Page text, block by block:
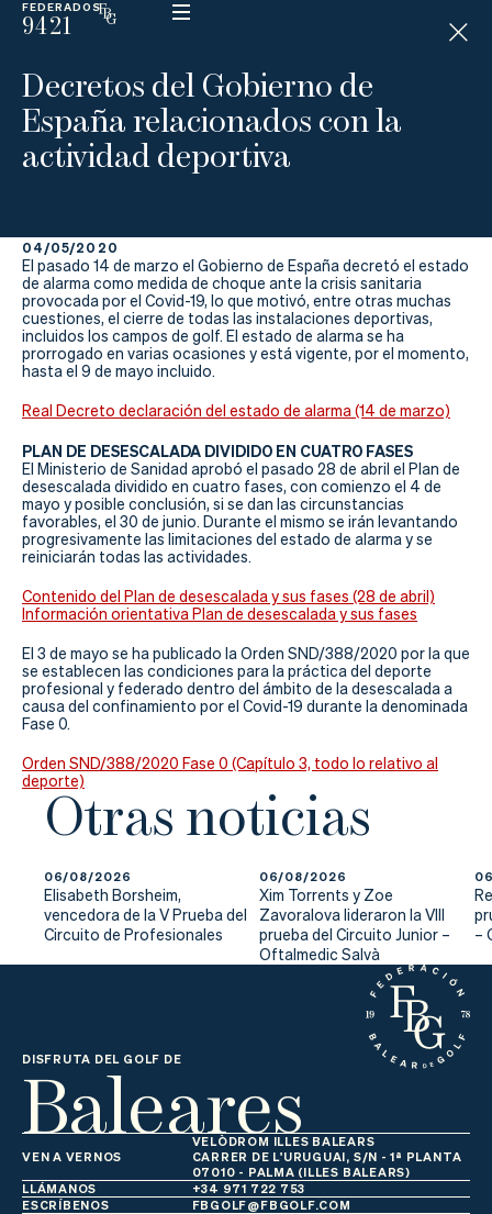
FEDERADOS
9421
ESP
N
D
I
C
P
La
Federación
Federarse
Jugar
Aprender
Actualidad
Tienda
Decretos del Gobierno de
España relacionados con la
actividad deportiva
04/05/2020
El pasado 14 de marzo el Gobierno de España decretó el estado
de alarma como medida de choque ante la crisis sanitaria
provocada por el Covid-19, lo que motivó, entre otras muchas
cuestiones, el cierre de todas las instalaciones deportivas,
incluidos los campos de golf. El estado de alarma se ha
prorrogado en varias ocasiones y está vigente, por el momento,
hasta el 9 de mayo incluido.
Real Decreto declaración del estado de alarma (14 de marzo)
PLAN DE DESESCALADA DIVIDIDO EN CUATRO FASES
El Ministerio de Sanidad aprobó el pasado 28 de abril el Plan de
desescalada dividido en cuatro fases, con comienzo el 4 de
mayo y posible conclusión, si se dan las circunstancias
favorables, el 30 de junio. Durante el mismo se irán levantando
progresivamente las limitaciones del estado de alarma y se
reiniciarán todas las actividades.
Contenido del Plan de desescalada y sus fases (28 de abril)
Información orientativa Plan de desescalada y sus fases
El 3 de mayo se ha publicado la Orden SND/388/2020 por la que
se establecen las condiciones para la práctica del deporte
profesional y federado dentro del ámbito de la desescalada a
causa del confinamiento por el Covid-19 durante la denominada
Fase 0.
Orden SND/388/2020 Fase 0 (Capítulo 3, todo lo relativo al
deporte)
Otras noticias
06/08/2026
Elisabeth Borsheim,
vencedora de la V Prueba del
Circuito de Profesionales
06/08/2026
Xim Torrents y Zoe
Zavoralova lideraron la VIII
prueba del Circuito Junior –
Oftalmedic Salvà
–
DISFRUTA DEL GOLF DE
Baleares
VEN A VERNOS
VELÒDROM ILLES BALEARS
CARRER DE L'URUGUAI, S/N - 1ª PLANTA
07010 - PALMA (ILLES BALEARS)
LLÁMANOS
+34 971 722 753
ESCRÍBENOS
FBGOLF@FBGOLF.COM